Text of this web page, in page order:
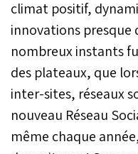
climat positif,
innovations presque
nombreux instants
des plateaux, que
inter-sites, réseaux
nouveau Réseau
même chaque